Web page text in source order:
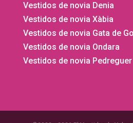
Vestidos de novia Denia
Vestidos de novia Xàbia
Vestidos de novia Gata de
Vestidos de novia Ondara
Vestidos de novia Pedreguer